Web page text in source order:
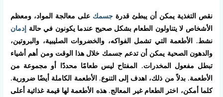
نقص التغذية يمكن أن يبطئ قدرة جسمك على معالجة المواد، ومعظم
الأشخاص لا يتناولون الطعام بشكل صحيح عندما يكونون في حالة إدمان
نشط. الأطعمة التي تشمل الفواكه، والخضروات الصليبية، والبروتين،
والدهون الصحية يمكن أن تدعم جسمك خلال هذا الوقت ومن أهم أشياء
تبطل مفعول المخدرات. المفتاح ليس طعامًا محددًا أو مجموعة من
الأطعمة. بدلاً من ذلك، اهدف إلى التنوع. الأطعمة الكاملة أيضًا ضرورية.
كلما أمكن، اختر الطعام غير المعالج. هذه الأطعمة لها قيمة غذائية أعلى